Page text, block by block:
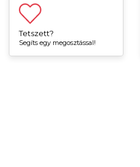
Tetszett?
Segíts egy megosztással!